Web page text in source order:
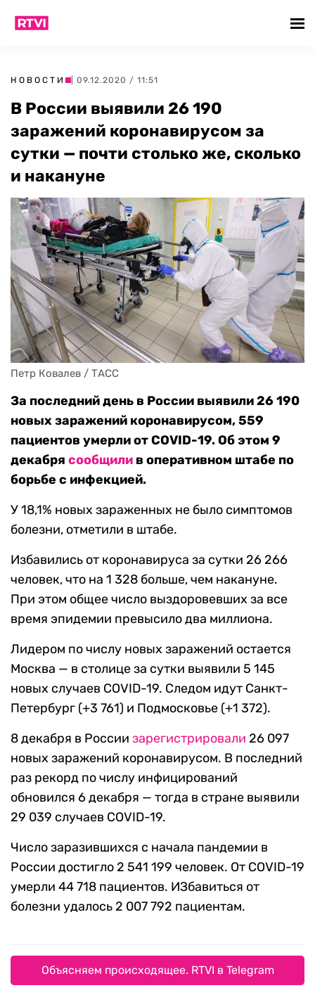
НОВОСТИ | 09.12.2020 / 11:51
В России выявили 26 190
заражений коронавирусом за
сутки — почти столько же, сколько
и накануне
Петр Ковалев / ТАСС
За последний день в России выявили 26 190
новых заражений коронавирусом, 559
пациентов умерли от COVID-19. Об этом 9
декабря сообщили в оперативном штабе по
борьбе с инфекцией.
У 18,1% новых зараженных не было симптомов
болезни, отметили в штабе.
Избавились от коронавируса за сутки 26 266
человек, что на 1 328 больше, чем накануне.
При этом общее число выздоровевших за все
время эпидемии превысило два миллиона.
Лидером по числу новых заражений остается
Москва — в столице за сутки выявили 5 145
новых случаев COVID-19. Следом идут Санкт-
Петербург (+3 761) и Подмосковье (+1 372).
8 декабря в России зарегистрировали 26 097
новых заражений коронавирусом. В последний
раз рекорд по числу инфицирований
обновился 6 декабря — тогда в стране выявили
29 039 случаев COVID-19.
Число заразившихся с начала пандемии в
России достигло 2 541 199 человек. От COVID-19
умерли 44 718 пациентов. ИЗбавиться от
болезни удалось 2 007 792 пациентам.
Объясняем происходящее. RTVI в Telegram